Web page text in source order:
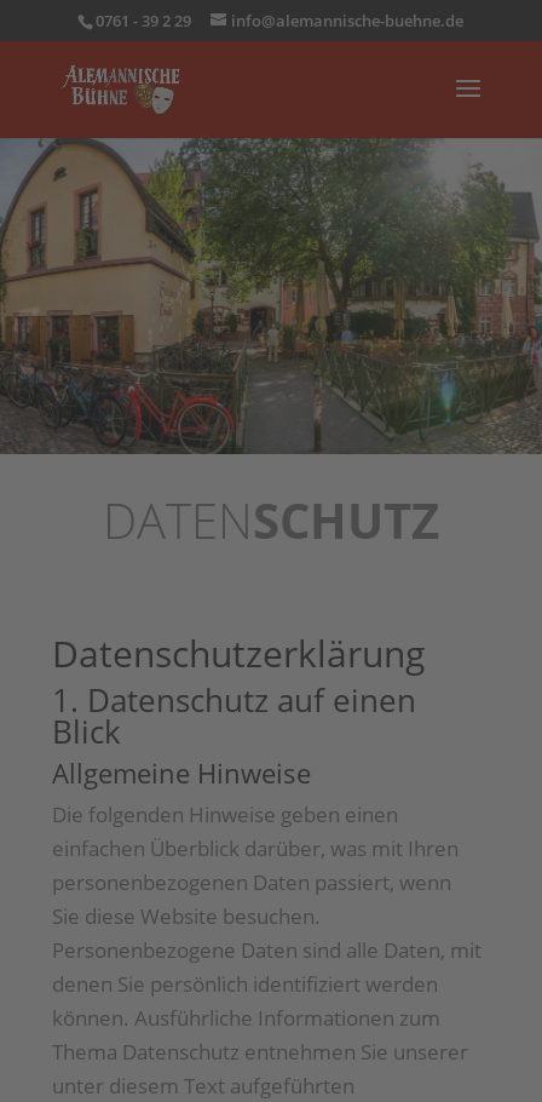
0761 - 39 2 29 info@alemannische-buehne.de
DATENSCHUTZ
Datenschutz­erklärung
1. Datenschutz auf einen
Blick
Allgemeine Hinweise
Die folgenden Hinweise geben einen
einfachen Überblick darüber, was mit Ihren
personenbezogenen Daten passiert, wenn
Sie diese Website besuchen.
Personenbezogene Daten sind alle Daten, mit
denen Sie persönlich identifiziert werden
können. Ausführliche Informationen zum
Thema Datenschutz entnehmen Sie unserer
unter diesem Text aufgeführten